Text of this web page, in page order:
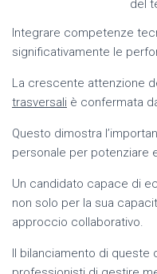
del
Integrare competenze
significativamente le
La crescente attenzione
trasversali è confermata
Questo dimostra
personale per potenziare
Un candidato capace di
non solo per la sua
approccio collaborativo.
Il bilanciamento di